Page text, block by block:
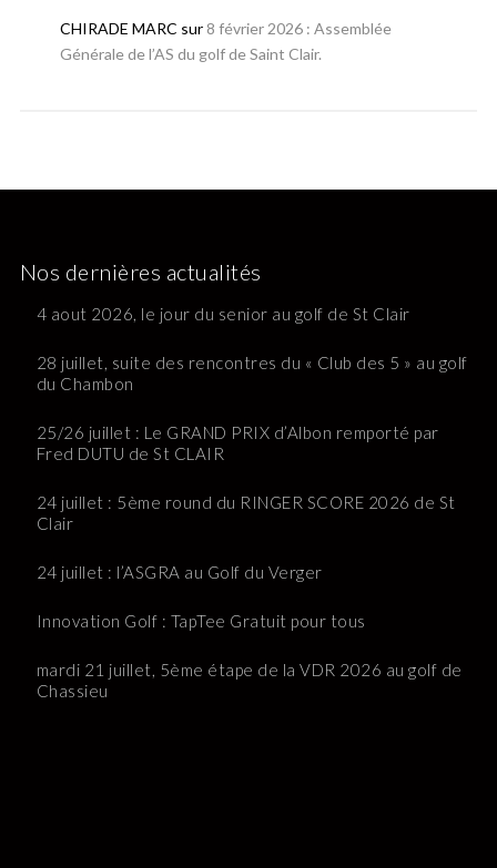
CHIRADE MARC sur 8 février 2026 : Assemblée
Générale de l’AS du golf de Saint Clair.
Nos dernières actualités
4 aout 2026, le jour du senior au golf de St Clair
28 juillet, suite des rencontres du « Club des 5 » au golf
du Chambon
25/26 juillet : Le GRAND PRIX d’Albon remporté par
Fred DUTU de St CLAIR
24 juillet : 5ème round du RINGER SCORE 2026 de St
Clair
24 juillet : l’ASGRA au Golf du Verger
Innovation Golf : TapTee Gratuit pour tous
mardi 21 juillet, 5ème étape de la VDR 2026 au golf de
Chassieu